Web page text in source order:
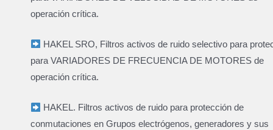
operación crítica.
HAKEL SRO, Filtros activos de ruido selectivo para
para VARIADORES DE FRECUENCIA DE MOTORES de
operación crítica.
HAKEL. Filtros activos de ruido para protección de
conmutaciones en Grupos electrógenos, generadores y sus